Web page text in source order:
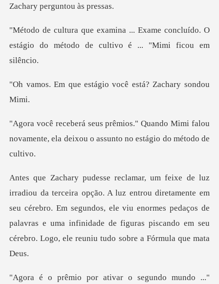
Zac
me concluído. O
estágio do método de c
stágio você está? Z
ndo Mimi falou
novamente, ela deixou o
diretamente em
seu cérebro. Em segundos, ele viu enormes pedaços de
palavras e uma infinida
."